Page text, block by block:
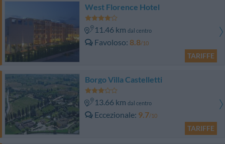
West Florence Hotel
11.46 km dal centro
Favoloso 8.8/10
TARIFFE
Borgo Villa Castelletti
13.66 km dal centro
Eccezionale 9.7/10
TARIFFE